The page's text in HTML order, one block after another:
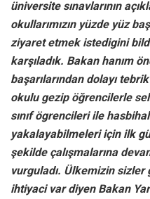
üniversite sınavlarının
okullarımızın yüzde yüz
ziyaret etmek istedigini
karşıladık. Bakan hanım
başarılarından dolayı
okulu gezip öğrencilerle
sınıf ögrencileri ile
yakalayabilmeleri için ilk
şekilde çalışmalarına
vurguladı. Ülkemizin
ihtiyaci var diyen Bakan